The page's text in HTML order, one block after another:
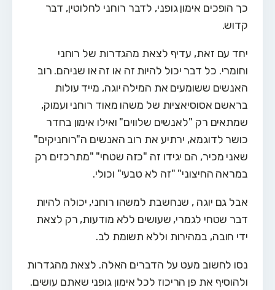
כך הופכים אימון גופני, לדבר רוחני לחלוטין, דבר
קדוש.
יחד עם זאת, עדיף לצאת מהגדרות של רוחני
וחומרי. כל דבר יכול להיות זה או זה או שניהם. רוב
האנשים ששומעים את המילה יוגה, מייד עולות
בראשם אסוסיאציות של משהו מאוד רוחני ועמוק,
שמתאים רק "לאנשים שלווים" ואילו אימון בחדר
כושר לדוגמא, ירתיע את רוב האנשים ה"רוחניקים"
שאני מכיר, הם יגידו זה "כזה שטחי" "מתרכזים רק
במראה החיצוני" "זה לא טבעי" וכולי.
אבל גם יוגה , שנחשבת למשהו רוחני, יכולה להיות
דבר שטחי לגמרי, שעושים ללא מודעות, רק לצאת
ידי חובה, במהירות וללא תשומת לב.
נסו לחשוב מעט על הדברים האלה. לצאת מהגדרות
ולהוסיף את פן הריכוז לכל אימון גופני שאתם עושים.